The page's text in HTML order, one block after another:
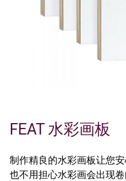
FEAT 水彩画板
制作精良的水彩画板让您
也不用担心水彩画会出现